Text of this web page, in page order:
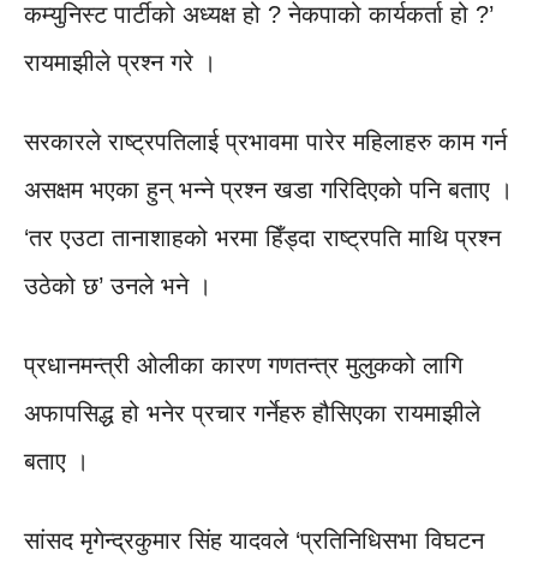
कम्युनिस्ट पार्टीको अध्यक्ष हो ? नेकपाको कार्यकर्ता हो ?’
रायमाझीले प्रश्न गरे ।
सरकारले राष्ट्रपतिलाई प्रभावमा पारेर महिलाहरु काम गर्न
असक्षम भएका हुन् भन्ने प्रश्न खडा गरिदिएको पनि बताए ।
‘तर एउटा तानाशाहको भरमा हिँड्दा राष्ट्रपति माथि प्रश्न
उठेको छ’ उनले भने ।
प्रधानमन्त्री ओलीका कारण गणतन्त्र मुलुकको लागि
अफापसिद्ध हो भनेर प्रचार गर्नेहरु हौसिएका रायमाझीले
बताए ।
सांसद मृगेन्द्रकुमार सिंह यादवले ‘प्रतिनिधिसभा विघटन